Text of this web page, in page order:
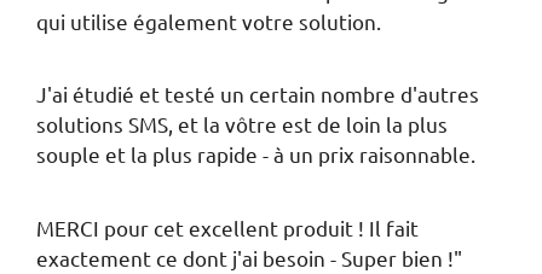
qui utilise également votre solution.
J'ai étudié et testé un certain nombre d'autres
solutions SMS, et la vôtre est de loin la plus
souple et la plus rapide - à un prix raisonnable.
MERCI pour cet excellent produit ! Il fait
exactement ce dont j'ai besoin - Super bien !"